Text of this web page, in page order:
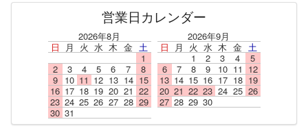
営業日カレンダー
2026年8月
日
月 火 水 木 金 土
1
2
3 4 5 6 7
8
9
10 11 12 13 14 15
16 17 18 19 20 21 22
23 24 25 26 27 28 29
30 31
2026年9月
日
月 火 水 木 金 土
1
2 3 4
5
6
7 8 9 10 11 12
13 14 15 16 17 18 19
20 21 22 23 24 25 26
27 28 29 30